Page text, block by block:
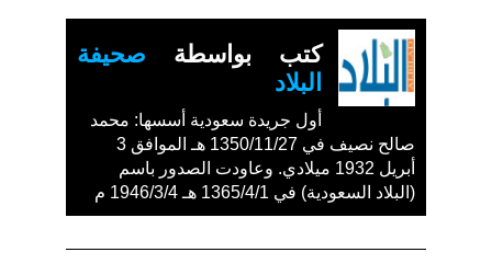
كتب بواسطة صحيفة
البلاد
أول جريدة سعودية أسسها: محمد
صالح نصيف في 1350/11/27 هـ الموافق 3
أبريل 1932 ميلادي. وعاودت الصدور باسم
(البلاد السعودية) في 1365/4/1 هـ 1946/3/4 م